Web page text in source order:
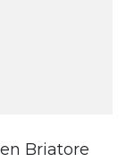
Briatore